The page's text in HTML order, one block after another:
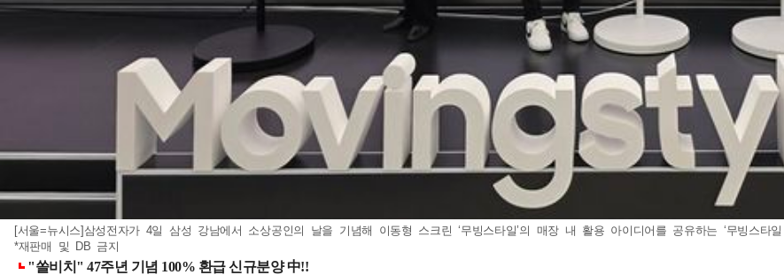
[서울=뉴시스]삼성전자가 4일 삼성 강남에서 소상공인의 날을 기념해 이동형 스크린 ‘무빙스타일’의 매장 내 활용 아이디어를 공유하는 ‘무빙스타
*재판매 및 DB 금지